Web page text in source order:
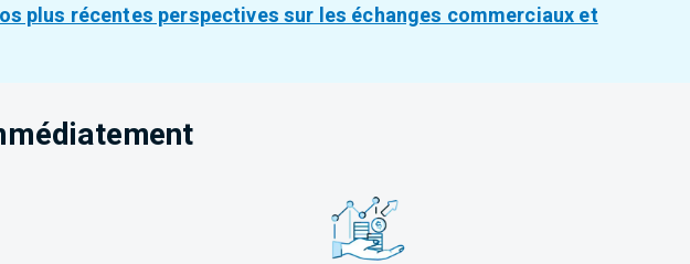
plus récentes perspectives sur les échanges commerciaux et